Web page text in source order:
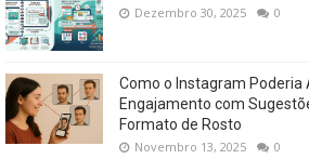
Dezembro 30, 2025 0
Como o Instagram Poderia
Engajamento com
Formato de Rosto
Novembro 13, 2025 0